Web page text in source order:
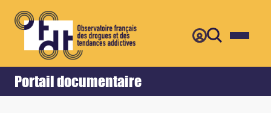
Portail documentaire
Accueil Retour